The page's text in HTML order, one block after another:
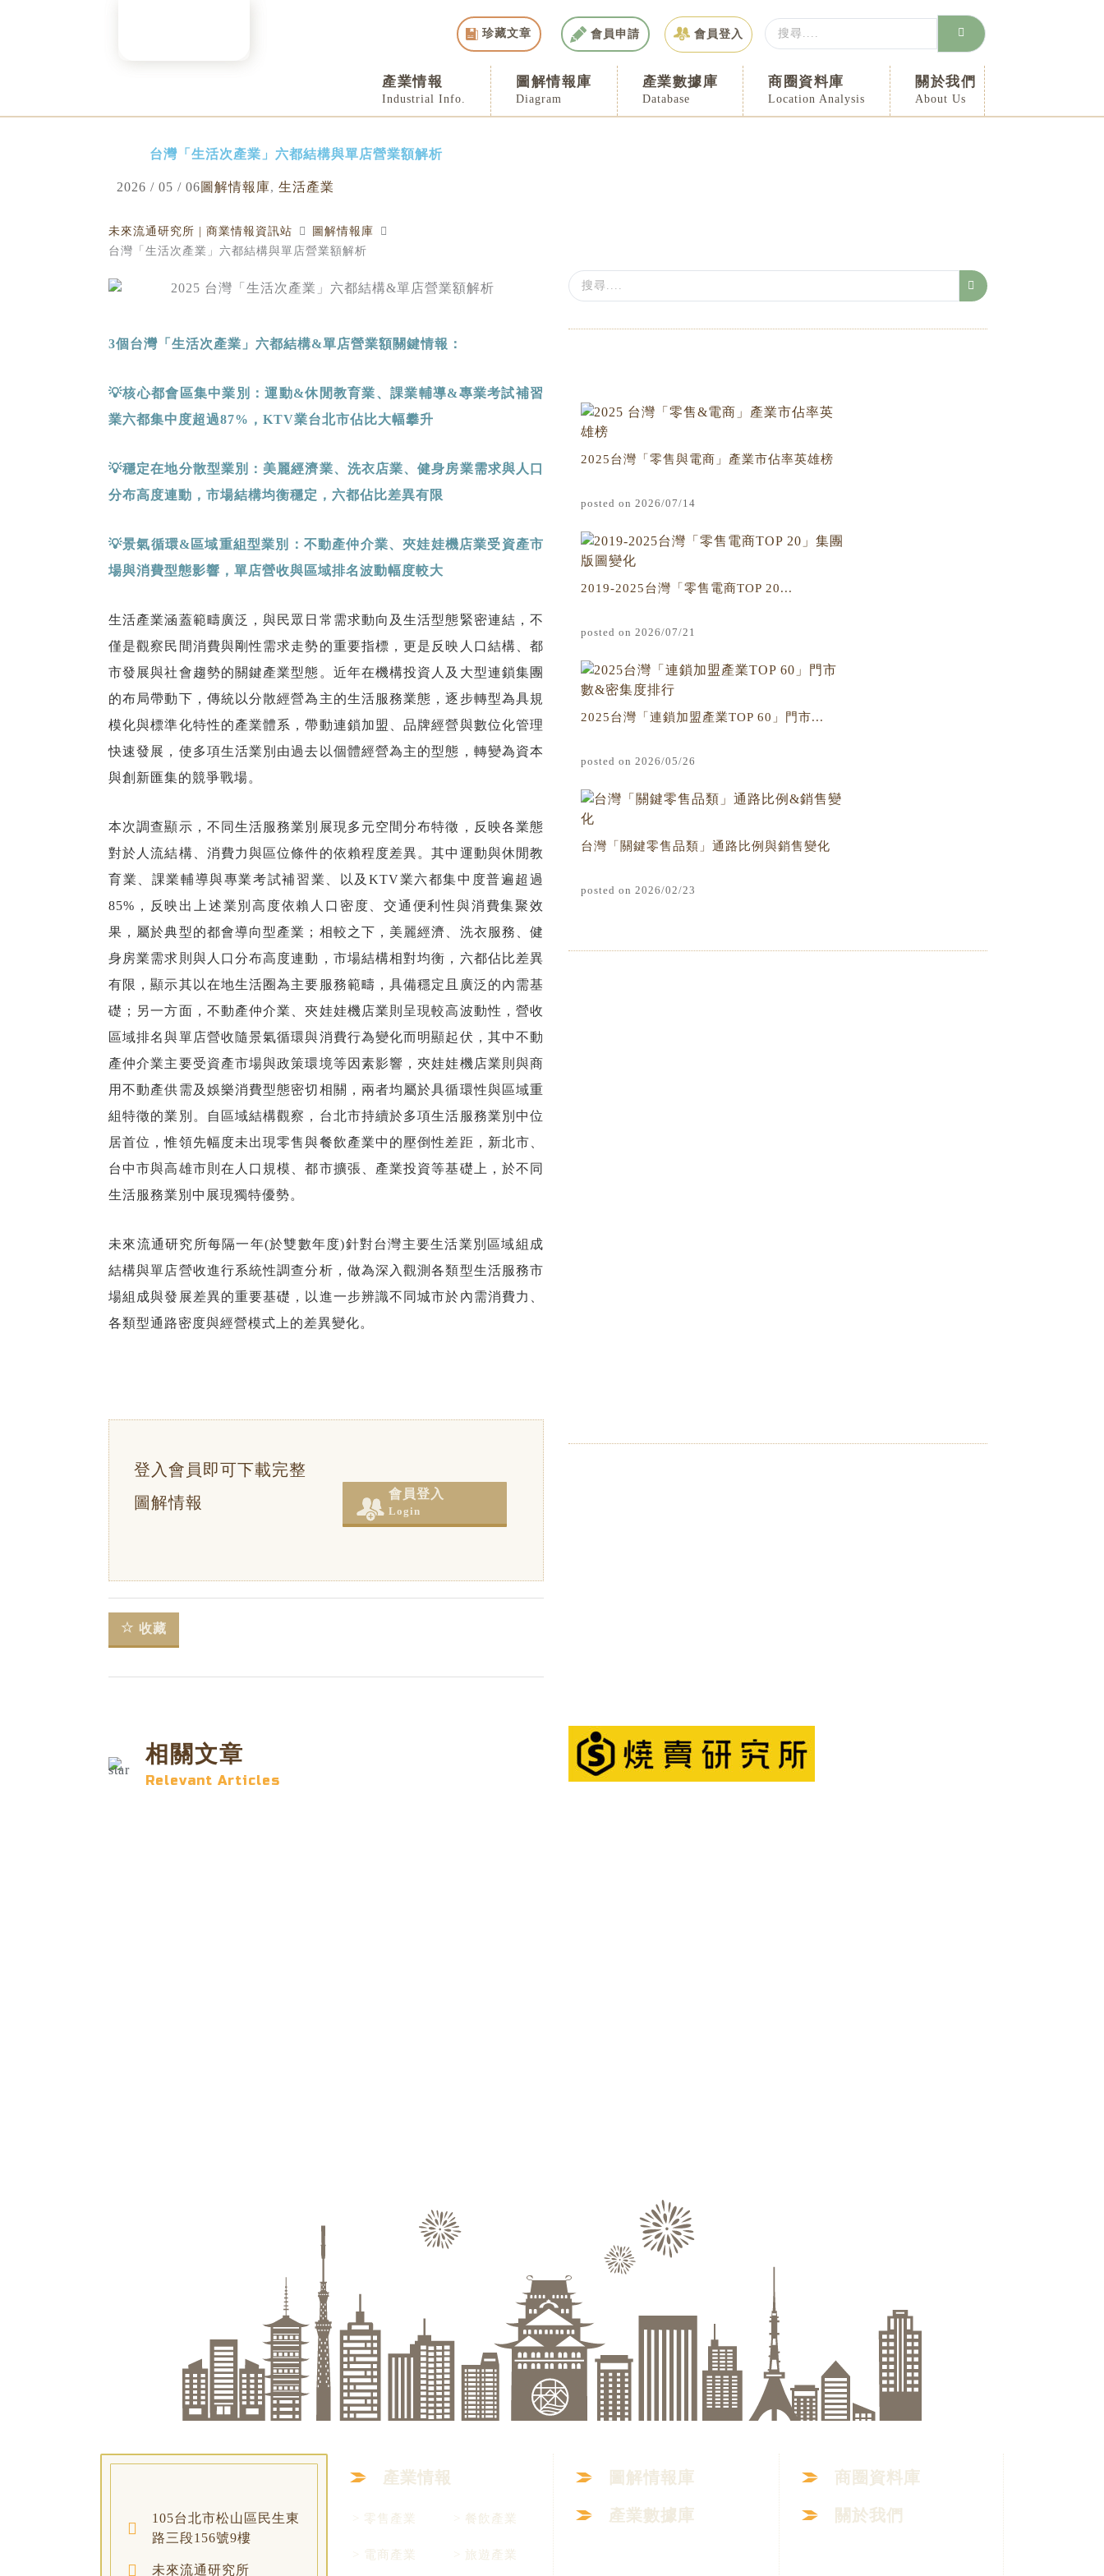
珍藏文章 會員申請 會員登入
Search
...
產業情報
Industrial Info.
圖解情報庫
Diagram
產業數據庫
Database
商圈資料庫
Location Analysis
關於我們
About Us
台灣「生活次產業」六都結構與單店營業額解析
2026 / 05 / 06圖解情報庫, 生活產業
未來流通研究所 | 商業情報資訊站
圖解情報庫
台灣「生活次產業」六都結構與單店營業額解析
3個台灣「生活次產業」六都結構&單店營業額關鍵情報：
💡核心都會區集中業別：運動&休閒教育業、課業輔導&專業考試補習
業六都集中度超過87% ， KTV業台北市佔比大幅攀升
💡穩定在地分散型業別：美麗經濟業、洗衣店業、健身房業需求與人口
分布高度連動，市場結構均衡穩定，六都佔比差異有限
💡景氣循環& 區域重組型業別：不動產仲介業、夾娃娃機店業受資產市
場與消費型態影響，單店營收與區域排名波動幅度較大
生活產業涵蓋範疇廣泛，與民眾日常需求動向及生活型態緊密連結，不
僅是觀察民間消費與剛性需求走勢的重要指標，更是反映人口結構、都
市發展與社會趨勢的關鍵產業型態。近年在機構投資人及大型連鎖集團
的布局帶動下，傳統以分散經營為主的生活服務業態，逐步轉型為具規
模化與標準化特性的產業體系，帶動連鎖加盟、品牌經營與數位化管理
快速發展，使多項生活業別由過去以個體經營為主的型態，轉變為資本
與創新匯集的競爭戰場。
本次調查顯示，不同生活服務業別展現多元空間分布特徵，反映各業態
對於人流結構、消費力與區位條件的依賴程度差異。其中運動與休閒教
育業、課業輔導與專業考試補習業、以及KTV業六都集中度普遍超過
85%，反映出上述業別高度依賴人口密度、交通便利性與消費集聚效
果，屬於典型的都會導向型產業；相較之下，美麗經濟、洗衣服務、健
身房業需求則與人口分布高度連動，市場結構相對均衡，六都佔比差異
有限，顯示其以在地生活圈為主要服務範疇，具備穩定且廣泛的內需基
礎；另一方面，不動產仲介業、夾娃娃機店業則呈現較高波動性，營收
區域排名與單店營收隨景氣循環與消費行為變化而明顯起伏，其中不動
產仲介業主要受資產市場與政策環境等因素影響，夾娃娃機店業則與商
用不動產供需及娛樂消費型態密切相關，兩者均屬於具循環性與區域重
組特徵的業別。自區域結構觀察，台北市持續於多項生活服務業別中位
居首位，惟領先幅度未出現零售與餐飲產業中的壓倒性差距，新北市、
台中市與高雄市則在人口規模、都市擴張、產業投資等基礎上，於不同
生活服務業別中展現獨特優勢。
未來流通研究所每隔一年(於雙數年度)針對台灣主要生活業別區域組成
結構與單店營收進行系統性調查分析，做為深入觀測各類型生活服務市
場組成與發展差異的重要基礎，以進一步辨識不同城市於內需消費力、
各類型通路密度與經營模式上的差異變化。
登入會員即可下載完整
圖解情報
會員登入
Login
收藏
相關文章
Relevant Articles
Search
...
2025台灣「零售與電商」產業市佔率英雄榜
posted on 2026/07/14
2019-2025台灣「零售電商TOP 20...
posted on 2026/07/21
2025台灣「連鎖加盟產業TOP 60」門市...
posted on 2026/05/26
台灣「關鍵零售品類」通路比例與銷售變化
posted on 2026/02/23
105台北市松山區民生東
路三段156號9樓
未來流通研究所
產業情報
> 零售產業
> 電商產業
> 餐飲產業
> 旅遊產業
圖解情報庫
產業數據庫
商圈資料庫
關於我們